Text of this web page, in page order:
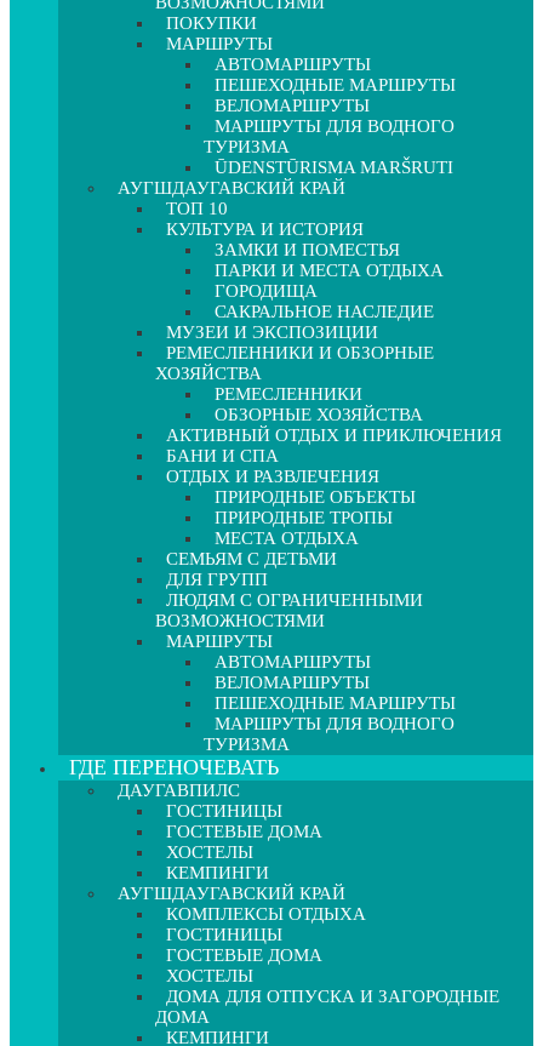
ПОКУПКИ
МАРШРУТЫ
АВТОМАРШРУТЫ
ПЕШЕХОДНЫЕ МАРШРУТЫ
ВЕЛОМАРШРУТЫ
МАРШРУТЫ ДЛЯ ВОДНОГО
ТУРИЗМА
ŪDENSTŪRISMA MARŠRUTI
АУГШДАУГАВСКИЙ КРАЙ
ТОП 10
КУЛЬТУРА И ИСТОРИЯ
ЗАМКИ И ПОМЕСТЬЯ
ПАРКИ И МЕСТА ОТДЫХА
ГОРОДИЩА
САКРАЛЬНОЕ НАСЛЕДИЕ
МУЗЕИ И ЭКСПОЗИЦИИ
РЕМЕСЛЕННИКИ И ОБЗОРНЫЕ
ХОЗЯЙСТВА
РЕМЕСЛЕННИКИ
ОБЗОРНЫЕ ХОЗЯЙСТВА
АКТИВНЫЙ ОТДЫХ И ПРИКЛЮЧЕНИЯ
БАНИ И СПА
ОТДЫХ И РАЗВЛЕЧЕНИЯ
ПРИРОДНЫЕ ОБЪЕКТЫ
ПРИРОДНЫЕ ТРОПЫ
МЕСТА ОТДЫХА
СЕМЬЯМ С ДЕТЬМИ
ДЛЯ ГРУПП
ЛЮДЯМ С ОГРАНИЧЕННЫМИ
ВОЗМОЖНОСТЯМИ
МАРШРУТЫ
АВТОМАРШРУТЫ
ВЕЛОМАРШРУТЫ
ПЕШЕХОДНЫЕ МАРШРУТЫ
МАРШРУТЫ ДЛЯ ВОДНОГО
ТУРИЗМА
ГДЕ ПЕРЕНОЧЕВАТЬ
ДАУГАВПИЛС
ГОСТИНИЦЫ
ГОСТЕВЫЕ ДОМА
ХОСТЕЛЫ
КЕМПИНГИ
АУГШДАУГАВСКИЙ КРАЙ
КОМПЛЕКСЫ ОТДЫХА
ГОСТИНИЦЫ
ГОСТЕВЫЕ ДОМА
ХОСТЕЛЫ
ДОМА ДЛЯ ОТПУСКА И ЗАГОРОДНЫЕ
ДОМА
КЕМПИНГИ